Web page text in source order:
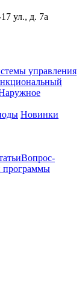
ул., д. 7а
управления
Новинки
Вопрос-